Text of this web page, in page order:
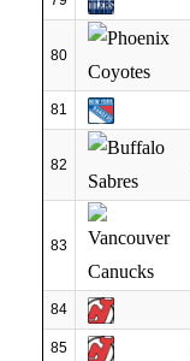
80
81
82
83
84
85